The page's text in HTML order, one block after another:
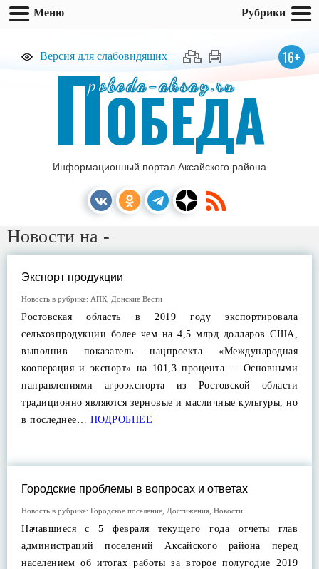
Версия для слабовидящих 16+
pobeda-aksay.ru
ПОБЕДА
Информационный портал Аксайского района
Новости на -
Экспорт продукции
Новость в рубрике: АПК Донские Вести
Ростовская область в 2019 году экспортировала
сельхозпродукции более чем на 4,5 млрд долларов США,
выполнив показатель нацпроекта «Международная
кооперация и экспорт» на 101,3 процента. – Основными
направлениями агроэкспорта из Ростовской области
традиционно являются зерновые и масличные культуры, но
в последнее… ПОДРОБНЕЕ
Городские проблемы в вопросах и ответах
Новость в рубрике: Городское поселение Достижения Новости
Начавшиеся с 5 февраля текущего года отчеты глав
администраций поселений Аксайского района перед
населением об итогах работы за второе полугодие 2019
Меню Рубрики